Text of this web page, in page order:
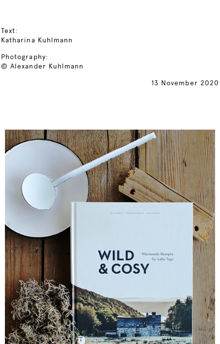
Text:
Katharina Kuhlmann
Photography:
© Alexander Kuhlmann
13 November 2020